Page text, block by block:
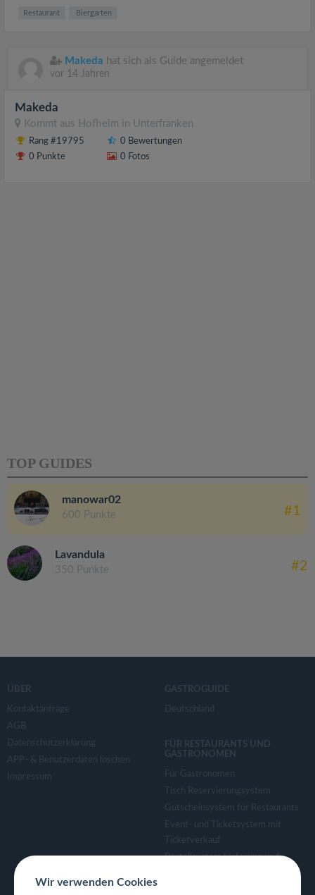
Restaurant Biergarten
Makeda hat sich als Guide angemeldet
vor 14 Jahren
Makeda
Kommt aus Hofheim in Unterfranken
Rang #19795
0 Punkte
0 Bewertungen
0 Fotos
TOP GUIDES
manowar02
600 Punkte #1
Lavandula
350 Punkte #2
ÜBER
Kontaktanfrage
AGB
Datenschutzerklärung
APP- & Benutzerdaten löschen
Impressum
GASTROGUIDE
Deutschland
FÜR RESTAURANTS UND
GASTRONOMEN
Für Gastronomen
Tisch Reservierungsystem
Gutscheinsystem für Restaurants
Event- und Ticketsystem mit
Ticketverkauf
Bestellsystem Lieferung und
Wir verwenden Cookies